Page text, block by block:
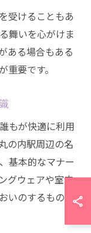
受けることもあ
舞いを心がけま
ある場合もある
要です。
もが快適に利用
の内駅周辺の名
基本的なマナー
グウェアや室内
いのするものは